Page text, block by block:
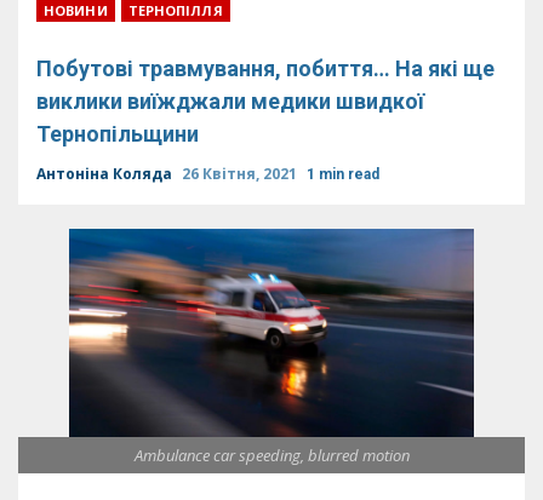
НОВИНИ ТЕРНОПІЛЛЯ
Побутові травмування, побиття… На які ще
виклики виїжджали медики швидкої
Тернопільщини
Антоніна Коляда 26 Квітня, 2021 1 min read
Ambulance car speeding, blurred motion